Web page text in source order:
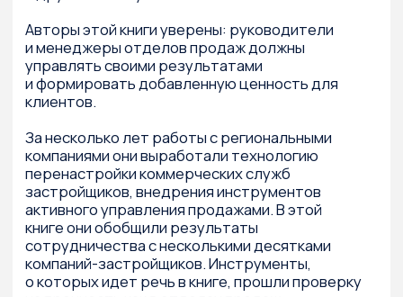
За последние годы изменились
принципы, на которых базируется
принятие решения по приобретению
квартиры. Покупатель не готов
измерять среду своего обитания
только своей квартирой, как это было
много лет.
До последнего
квадратного метра